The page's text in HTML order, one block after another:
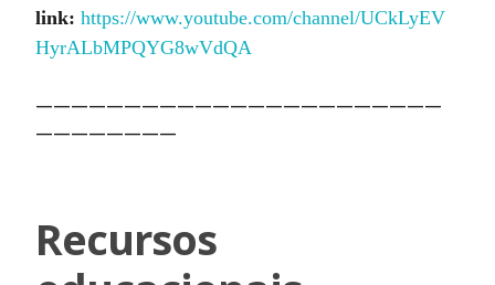
link:https://www.youtube.com/channel/UCkLyEV
HyrALbMPQYG8wVdQA
———————————————————————
————————
Recursos